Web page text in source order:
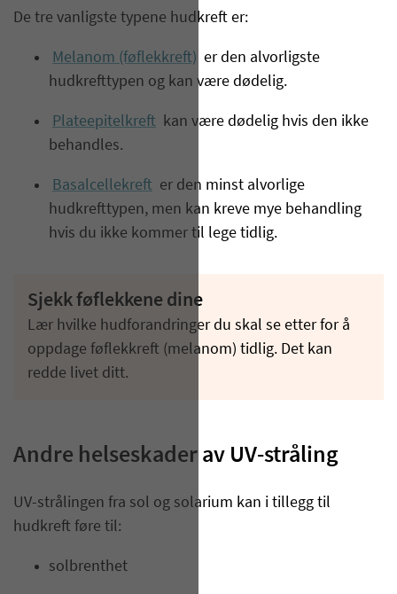
De tre vanligste typene hudkreft er:
Melanom (føflekkreft) er den alvorligste
hudkrefttypen og kan være dødelig.
Plateepitelkreft kan være dødelig hvis den ikke
behandles.
Basalcellekreft er den minst alvorlige
hudkrefttypen, men kan kreve mye behandling
hvis du ikke kommer til lege tidlig.
Sjekk føflekkene dine
Lær hvilke hudforandringer du skal se etter for å
oppdage føflekkreft (melanom) tidlig. Det kan
redde livet ditt.
Andre helseskader av UV-stråling
UV-strålingen fra sol og solarium kan i tillegg til
hudkreft føre til:
solbrenthet